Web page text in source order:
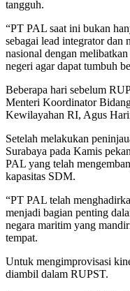
tangguh.
“PT PAL saat ini bukan
sebagai lead integrator dan
nasional dengan
negeri agar dapat tumbuh
Beberapa hari sebelum
Menteri Koordinator
Kewilayahan RI, Agus
Setelah melakukan
Surabaya pada Kamis
PAL yang telah
kapasitas SDM.
“PT PAL telah
menjadi bagian penting
negara maritim yang
tempat.
Untuk mengimprovisasi
diambil dalam RUPST.